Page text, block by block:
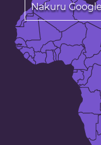
Nakuru